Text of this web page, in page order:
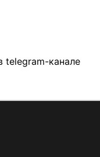
telegram-канале